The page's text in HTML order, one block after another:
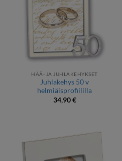
HÄÄ- JA JUHLAKEHYKSET
Juhlakehys 50 v
helmiäisprofiililla
34,90€